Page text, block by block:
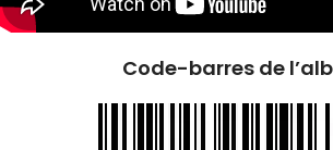
Code-barres de